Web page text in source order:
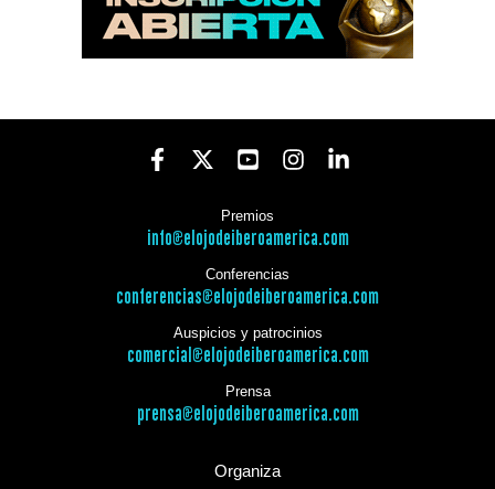
Premios
info@elojodeiberoamerica.com
Conferencias
conferencias@elojodeiberoamerica.com
Auspicios y patrocinios
comercial@elojodeiberoamerica.com
Prensa
prensa@elojodeiberoamerica.com
Organiza